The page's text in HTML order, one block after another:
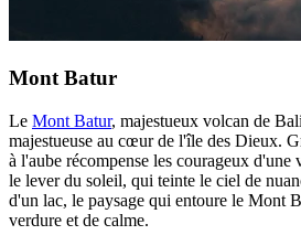
Mont Batur
Le Mont Batur, majestueux volcan de
majestueuse au cœur de l'île des Dieux.
à l'aube récompense les courageux d'une
le lever du soleil, qui teinte le ciel de
d'un lac, le paysage qui entoure le Mont
verdure et de calme.